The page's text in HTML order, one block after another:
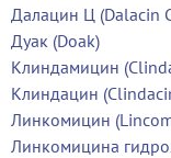
Далацин Ц (Dalacin
Дуак (Doak)
Клиндамицин
Клиндацин
Линкомицин
Линкомицина